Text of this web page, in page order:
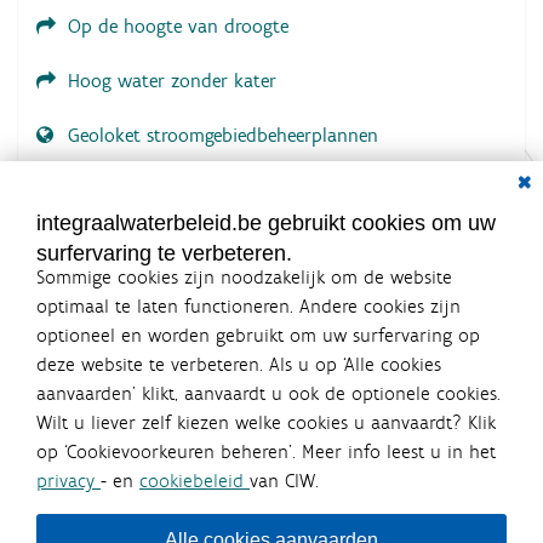
.
Op de hoogte van droogte
Hoog water zonder kater
Geoloket stroomgebiedbeheerplannen
LOGIN VEREIST
integraalwaterbeleid.be gebruikt cookies om uw
surfervaring te verbeteren.
Sommige cookies zijn noodzakelijk om de website
optimaal te laten functioneren. Andere cookies zijn
optioneel en worden gebruikt om uw surfervaring op
deze website te verbeteren. Als u op ‘Alle cookies
aanvaarden’ klikt, aanvaardt u ook de optionele cookies.
Wilt u liever zelf kiezen welke cookies u aanvaardt? Klik
op ‘Cookievoorkeuren beheren’. Meer info leest u in het
privacy - en cookiebeleid van CIW.
Integraalwaterbeleid.be is een
officiële website van de Vlaamse
overheid
uitgegeven door Coördinatiecommissie Integraal
Waterbeleid
De Coördinatiecommissie Integraal Waterbeleid (CIW) is een
bestuursniveaus die bij het waterbeleid betrokken zijn. Ook